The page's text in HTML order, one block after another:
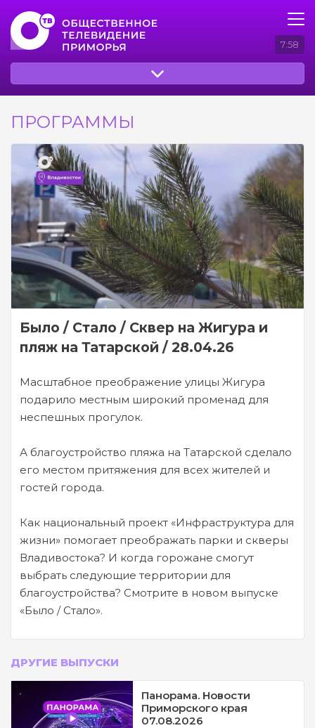
7:58
ПРОГРАММЫ
Было / Стало / Сквер на Жигура и
пляж на Татарской / 28.04.26
Масштабное преображение улицы Жигура
подарило местным широкий променад для
неспешных прогулок.
А благоустройство пляжа на Татарской сделало
его местом притяжения для всех жителей и
гостей города.
Как национальный проект «Инфраструктура для
жизни» помогает преображать парки и скверы
Владивостока? И когда горожане смогут
выбрать следующие территории для
благоустройства? Смотрите в новом выпуске
«Было / Стало».
ДРУГИЕ ВЫПУСКИ
Панорама. Новости
Приморского края
07.08.2026